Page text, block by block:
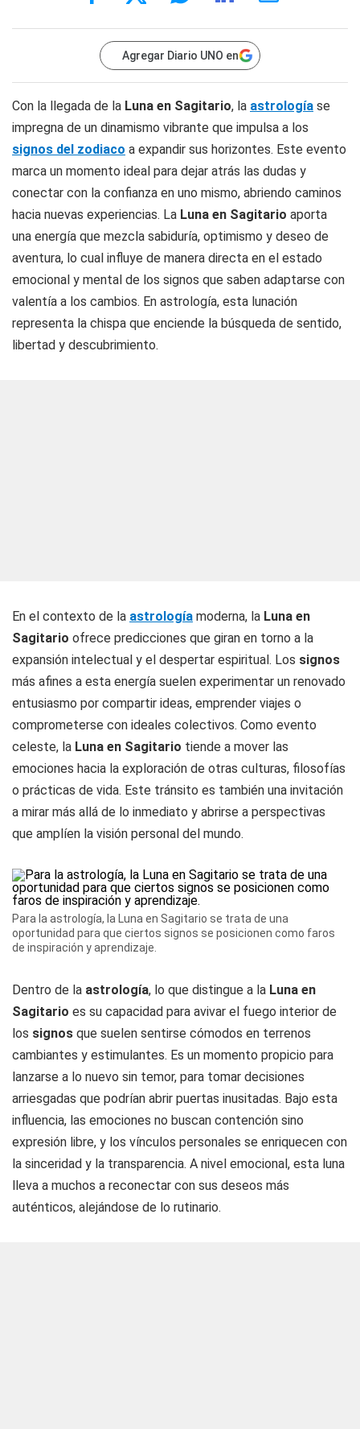
Agregar Diario UNO en
Con la llegada de la Luna en Sagitario, la astrología se
impregna de un dinamismo vibrante que impulsa a los
signos del zodiaco a expandir sus horizontes. Este evento
marca un momento ideal para dejar atrás las dudas y
conectar con la confianza en uno mismo, abriendo caminos
hacia nuevas experiencias. La Luna en Sagitario aporta
una energía que mezcla sabiduría, optimismo y deseo de
aventura, lo cual influye de manera directa en el estado
emocional y mental de los signos que saben adaptarse con
valentía a los cambios. En astrología, esta lunación
representa la chispa que enciende la búsqueda de sentido,
libertad y descubrimiento.
En el contexto de la astrología moderna, la Luna en
Sagitario ofrece predicciones que giran en torno a la
expansión intelectual y el despertar espiritual. Los signos
más afines a esta energía suelen experimentar un renovado
entusiasmo por compartir ideas, emprender viajes o
comprometerse con ideales colectivos. Como evento
celeste, la Luna en Sagitario tiende a mover las
emociones hacia la exploración de otras culturas, filosofías
o prácticas de vida. Este tránsito es también una invitación
a mirar más allá de lo inmediato y abrirse a perspectivas
que amplíen la visión personal del mundo.
Para la astrología, la Luna en Sagitario se trata de una
oportunidad para que ciertos signos se posicionen como faros
de inspiración y aprendizaje.
Dentro de la astrología, lo que distingue a la Luna en
Sagitario es su capacidad para avivar el fuego interior de
los signos que suelen sentirse cómodos en terrenos
cambiantes y estimulantes. Es un momento propicio para
lanzarse a lo nuevo sin temor, para tomar decisiones
arriesgadas que podrían abrir puertas inusitadas. Bajo esta
influencia, las emociones no buscan contención sino
expresión libre, y los vínculos personales se enriquecen con
la sinceridad y la transparencia. A nivel emocional, esta luna
lleva a muchos a reconectar con sus deseos más
auténticos, alejándose de lo rutinario.